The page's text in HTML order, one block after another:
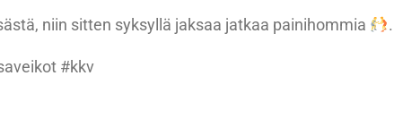
niin sitten syksyllä jaksaa jatkaa painihommia .
#kkv